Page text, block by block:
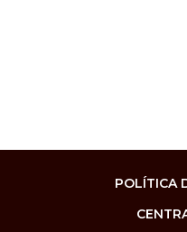
POLÍTICA